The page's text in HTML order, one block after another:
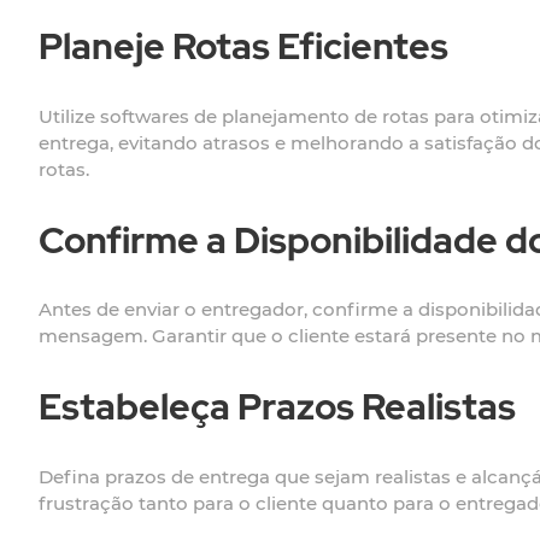
Planeje Rotas Eficientes
Utilize softwares de planejamento de rotas para
entrega, evitando atrasos e melhorando a satisfação
rotas.
Confirme a Disponibilidade
Antes de enviar o entregador, confirme a
mensagem. Garantir que o cliente estará presente
Estabeleça Prazos Realistas
Defina prazos de entrega que sejam realistas e
frustração tanto para o cliente quanto para o